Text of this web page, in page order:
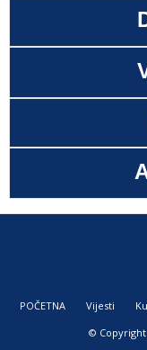
POČETNA Vijesti
© Copyright